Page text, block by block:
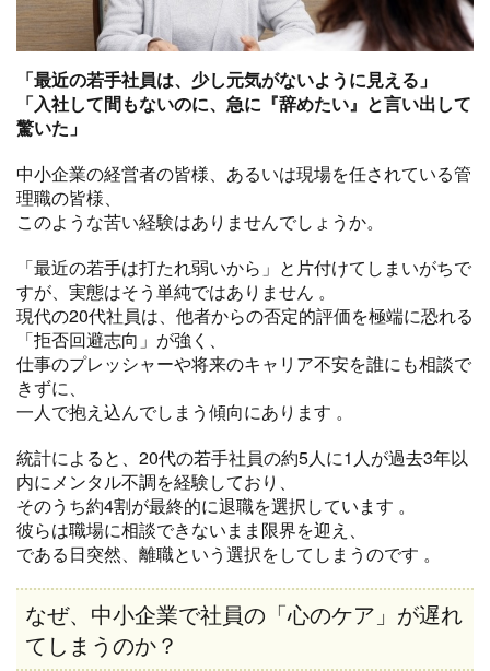
「最近の若手社員は、少し元気がないように見える」
「入社して間もないのに、急に『辞めたい』と言い出して
驚いた」
中小企業の経営者の皆様、あるいは現場を任されている管
理職の皆様、
このような苦い経験はありませんでしょうか。
「最近の若手は打たれ弱いから」と片付けてしまいがちで
すが、実態はそう単純ではありません 。
現代の20代社員は、他者からの否定的評価を極端に恐れる
「拒否回避志向」が強く、
仕事のプレッシャーや将来のキャリア不安を誰にも相談で
きずに、
一人で抱え込んでしまう傾向にあります 。
統計によると、20代の若手社員の約5人に1人が過去3年以
内にメンタル不調を経験しており、
そのうち約4割が最終的に退職を選択しています 。
彼らは職場に相談できないまま限界を迎え、
である日突然、離職という選択をしてしまうのです 。
なぜ、中小企業で社員の「心のケア」が遅れ
てしまうのか？